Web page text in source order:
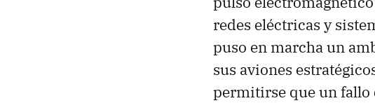
redes eléctricas y
puso en marcha un
sus aviones
permitirse que un fallo